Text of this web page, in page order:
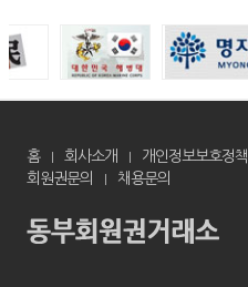
홈 회사소개 개인정보보호정책
회원권문의
채용문의